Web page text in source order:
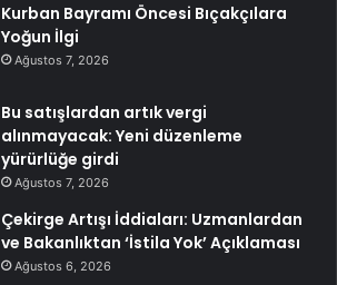
Kurban Bayramı Öncesi Bıçakçılara
Yoğun İlgi
Ağustos 7, 2026
Bu satışlardan artık vergi
alınmayacak: Yeni düzenleme
yürürlüğe girdi
Ağustos 7, 2026
Çekirge Artışı İddiaları: Uzmanlardan
ve Bakanlıktan ‘İstila Yok’ Açıklaması
Ağustos 6, 2026